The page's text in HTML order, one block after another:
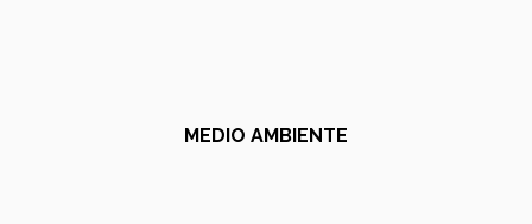
MEDIO AMBIENTE